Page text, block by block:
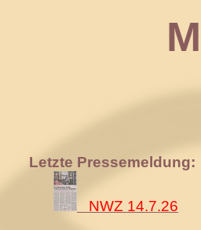
Letzte Pressemeldung:
NWZ 14.7.26